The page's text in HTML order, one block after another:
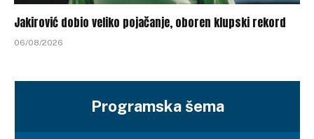
Jakirović dobio veliko pojačanje, oboren klupski rekord
06/08/2026
Programska šema